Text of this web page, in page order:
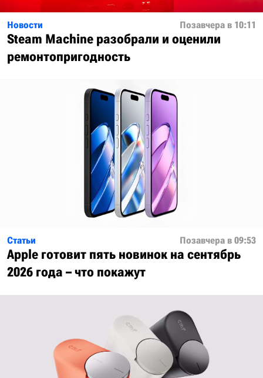
Новости Позавчера в 10:11
Steam Machine разобрали и оценили
ремонтопригодность
Статьи Позавчера в 09:53
Apple готовит пять новинок на сентябрь
2026 года – что покажут